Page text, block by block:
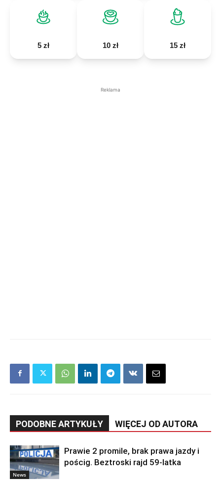
5 zł 10 zł 15 zł
Reklama
PODOBNE ARTYKUŁY WIĘCEJ OD AUTORA
News
Prawie 2 promile, brak prawa jazdy i
pościg. Beztroski rajd 59-latka